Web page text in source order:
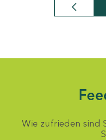
Wie zufrieden sind